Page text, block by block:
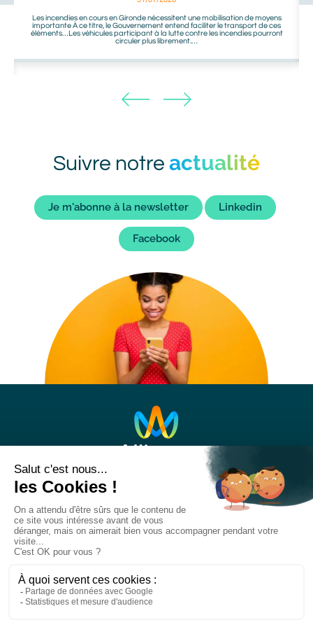
Les incendies en cours en Gironde nécessitent une mobilisation de moyens
importante À ce titre, le Gouvernement entend faciliter le transport de ces
éléments…Les véhicules participant à la lutte contre les incendies pourront
circuler plus librement.…
Image
bot
Image
Titre
Suivre notre actualité
Liens
bot
Je m'abonne à la newsletter Linkedin
Facebook
RS
Liens
Je m'abonne à la newsletter